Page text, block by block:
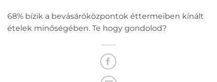
68% bízik a bevásáróközpontok éttermeiben kínált
ételek minőségében. Te hogy gondolod?